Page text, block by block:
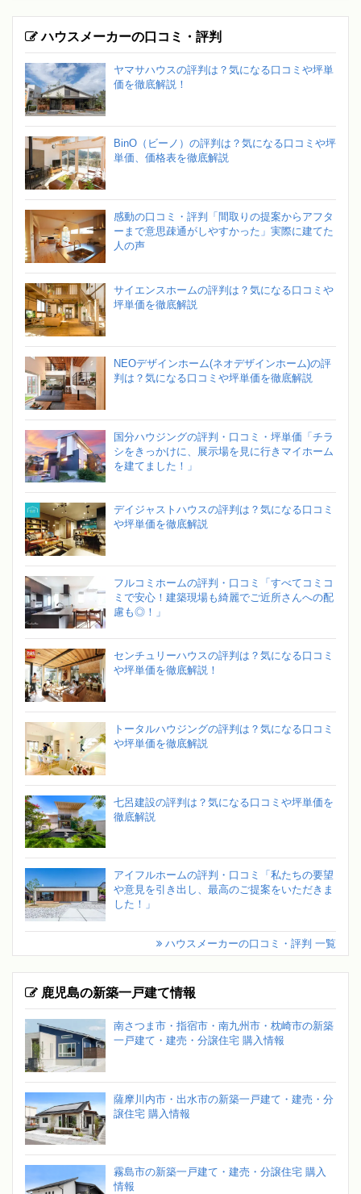
ハウスメーカーの口コミ・評判
ヤマサハウスの評判は？気になる口コミや坪単
価を徹底解説！
BinO（ビーノ）の評判は？気になる口コミや坪
単価、価格表を徹底解説
感動の口コミ・評判「間取りの提案からアフタ
ーまで意思疎通がしやすかった」実際に建てた
人の声
サイエンスホームの評判は？気になる口コミや
坪単価を徹底解説
NEOデザインホーム(ネオデザインホーム)の評
判は？気になる口コミや坪単価を徹底解説
国分ハウジングの評判・口コミ・坪単価「チラ
シをきっかけに、展示場を見に行きマイホーム
を建てました！」
デイジャストハウスの評判は？気になる口コミ
や坪単価を徹底解説
フルコミホームの評判・口コミ「すべてコミコ
ミで安心！建築現場も綺麗でご近所さんへの配
慮も◎！」
センチュリーハウスの評判は？気になる口コミ
や坪単価を徹底解説！
トータルハウジングの評判は？気になる口コミ
や坪単価を徹底解説
七呂建設の評判は？気になる口コミや坪単価を
徹底解説
アイフルホームの評判・口コミ「私たちの要望
や意見を引き出し、最高のご提案をいただきま
した！」
ハウスメーカーの口コミ・評判 一覧
鹿児島の新築一戸建て情報
南さつま市・指宿市・南九州市・枕崎市の新築
一戸建て・建売・分譲住宅 購入情報
薩摩川内市・出水市の新築一戸建て・建売・分
譲住宅 購入情報
霧島市の新築一戸建て・建売・分譲住宅 購入
情報